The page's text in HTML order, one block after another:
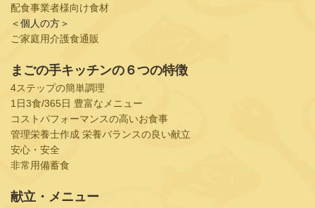
配食事業者様向け食材
＜個人の方＞
ご家庭用介護食通販
まごの手キッチンの６つの特徴
4ステップの簡単調理
1日3食/365日 豊富なメニュー
コストパフォーマンスの高いお食事
管理栄養士作成 栄養バランスの良い献立
安心・安全
非常用備蓄食
献立・メニュー